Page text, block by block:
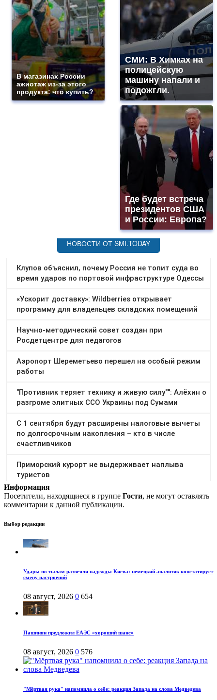
В магазинах России
ажиотаж из-за этого
продукта: что купить?
СМИ: В Химках на
полицейскую
машину напали и
подожгли.
Где будет встреча
президентов США
и России: Европа?
Информация
Посетители, находящиеся в группе Гости, не могут оставлять
комментарии к данной публикации.
Выбор редакции
Удары по тылам развеяли надежды Киева: немецкий аналитик констатирует
смену настроений
08 август, 2026 0 654
Пашинян предложил ЕАЭС «хороший шанс»
08 август, 2026 0 576
"Мёртвая рука" напомнила о себе: реакция Запада на слова Медведева